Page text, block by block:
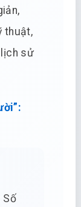
thuật,
sử
Số